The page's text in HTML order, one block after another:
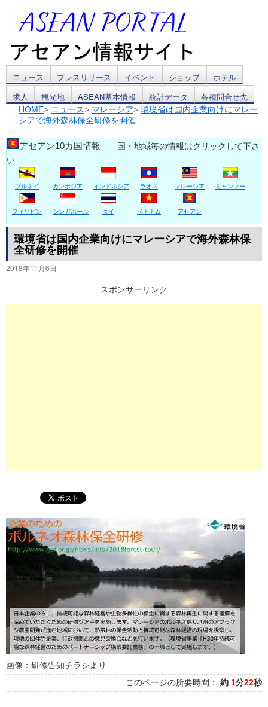
コ
ン
テ
ン
ツ
へ
ス
キ
ッ
ニュース プレスリリース イベント ショップ
ホテル
求人
観光地 ASEAN基本情報 統計データ 各種問合せ先
HOME> ニュース> マレーシア> 環境省は国内企業向けにマレー
シアで海外森林保全研修を開催
アセアン10カ国情報 国・地域毎の情報はクリックして下さ
い
ブルネイ カンボジア インドネシア ラオス マレーシア ミャンマー
フィリピン シンガポール タイ ベトナム アセアン
環境省は国内企業向けにマレーシアで海外森林保
全研修を開催
2018年11月6日
スポンサーリンク
画像：研修告知チラシより
このページの所要時間： 約 1分22秒